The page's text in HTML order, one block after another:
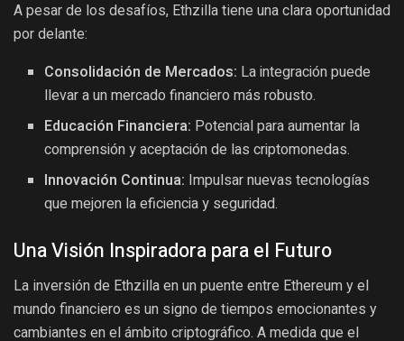
A pesar de los desafíos, Ethzilla tiene una clara oportunidad
por delante:
Consolidación de Mercados: La integración puede
llevar a un mercado financiero más robusto.
Educación Financiera: Potencial para aumentar la
comprensión y aceptación de las criptomonedas.
Innovación Continua: Impulsar nuevas tecnologías
que mejoren la eficiencia y seguridad.
Una Visión Inspiradora para el Futuro
La inversión de Ethzilla en un puente entre Ethereum y el
mundo financiero es un signo de tiempos emocionantes y
cambiantes en el ámbito criptográfico. A medida que el